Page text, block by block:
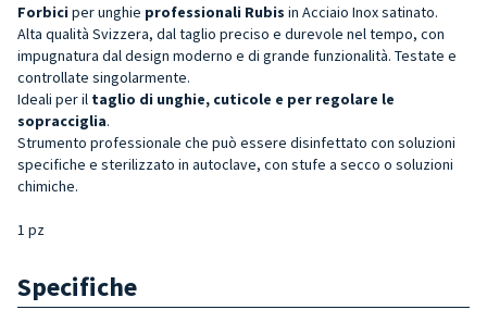
Forbici per unghie professionali Rubis in Acciaio Inox satinato.
Alta qualità Svizzera, dal taglio preciso e durevole nel tempo, con
impugnatura dal design moderno e di grande funzionalità. Testate e
controllate singolarmente.
Ideali per il taglio di unghie, cuticole e per regolare le
sopracciglia.
Strumento professionale che può essere disinfettato con soluzioni
specifiche e sterilizzato in autoclave, con stufe a secco o soluzioni
chimiche.
1 pz
Specifiche